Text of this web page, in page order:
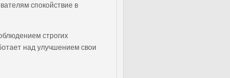
спокойствие в
строгих
над улучшением свои